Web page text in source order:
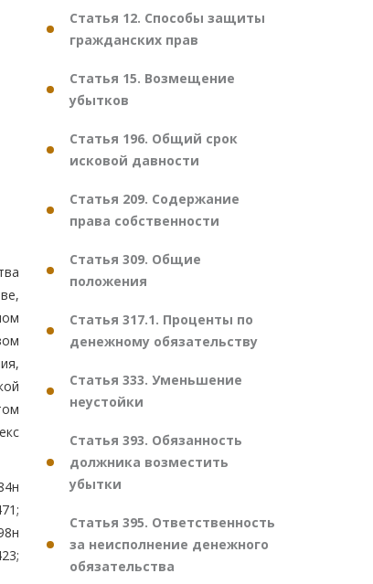
Статья 12. Способы защиты
гражданских прав
Статья 15. Возмещение
убытков
Статья 196. Общий срок
исковой давности
Статья 209. Содержание
права собственности
Статья 309. Общие
положения
Статья 317.1. Проценты по
денежному обязательству
Статья 333. Уменьшение
неустойки
Статья 393. Обязанность
должника возместить
убытки
Статья 395. Ответственность
за неисполнение денежного
обязательства